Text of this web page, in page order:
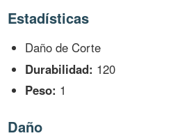
Estadísticas
Daño de Corte
Durabilidad: 120
Peso: 1
Daño